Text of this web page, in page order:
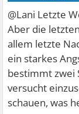
@Lani Letzte
Aber die
allem letzte
ein starkes
bestimmt zwei
versucht
schauen, was